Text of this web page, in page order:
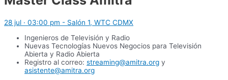
28 jul · 03:00 pm - Salón 1, WTC CDMX
Ingenieros de Televisión y Radio
Nuevas Tecnologías Nuevos Negocios para Televisión
Abierta y Radio Abierta
Registro al correo: streaming@amitra.org y
asistente@amitra.org